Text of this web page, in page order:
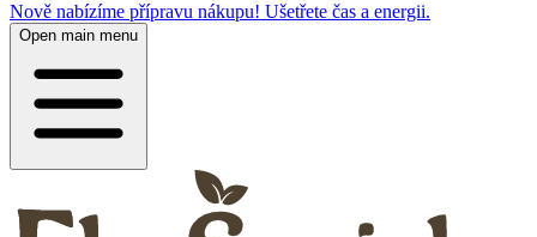
Nově nabízíme přípravu nákupu! Ušetřete čas a energii.
Open main menu